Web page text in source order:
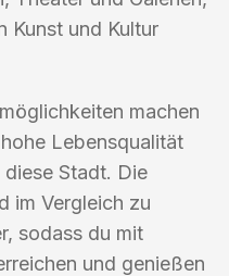
Kunst und Kultur
machen
Lebensqualität
Stadt. Die
im Vergleich zu
sodass du mit
und genießen